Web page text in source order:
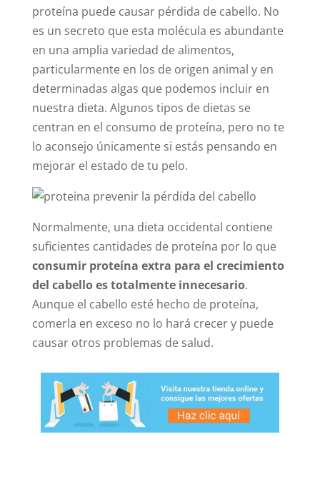
proteína puede causar pérdida de cabello. No
es un secreto que esta molécula es abundante
en una amplia variedad de alimentos,
particularmente en los de origen animal y en
determinadas algas que podemos incluir en
nuestra dieta. Algunos tipos de dietas se
centran en el consumo de proteína, pero no te
lo aconsejo únicamente si estás pensando en
mejorar el estado de tu pelo.
Normalmente, una dieta occidental contiene
suficientes cantidades de proteína por lo que
consumir proteína extra para el crecimiento
del cabello es totalmente innecesario.
Aunque el cabello esté hecho de proteína,
comerla en exceso no lo hará crecer y puede
causar otros problemas de salud.